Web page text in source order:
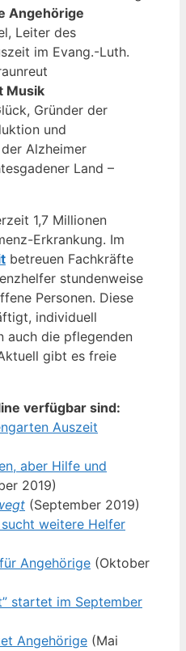
Angehörige
Leiter des
im Evang.-Luth.
Musik
Gründer der
und
Alzheimer
Land –
1,7 Millionen
Erkrankung. Im
betreuen Fachkräfte
stundenweise
Personen. Diese
individuell
auch die pflegenden
gibt es freie
verfügbar sind:
Auszeit
aber Hilfe und
2019)
(September 2019)
weitere Helfer
Angehörige (Oktober
startet im September
Angehörige (Mai